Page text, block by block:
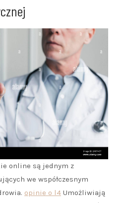
online są jednym z
we współczesnym
opinie o l4 Umożliwiają